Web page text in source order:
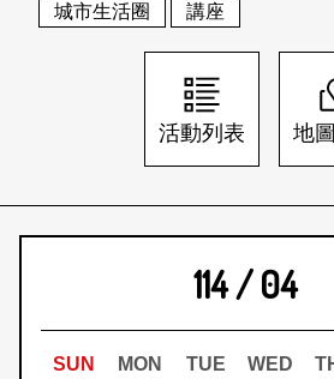
刊物索取地點
刊登活動
日本語
城市生活圈
講座
活動列表 地
114 / 04
SUN MON TUE WED